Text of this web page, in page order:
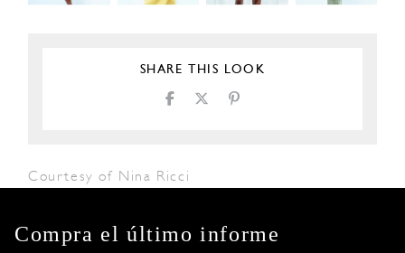
SHARE THIS LOOK
Courtesy of Nina Ricci
Compra el último informe